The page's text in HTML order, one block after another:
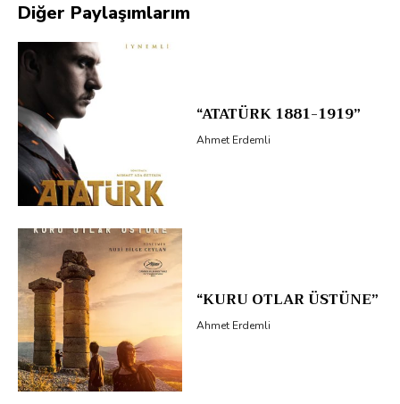
Diğer Paylaşımlarım
“ATATÜRK 1881-1919”
Ahmet Erdemli
“KURU OTLAR ÜSTÜNE”
Ahmet Erdemli